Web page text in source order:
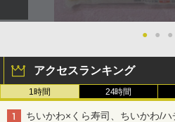
● ● ●
アクセスランキング
1時間 24時間
ちいかわ×くら寿司、ちいかわ/